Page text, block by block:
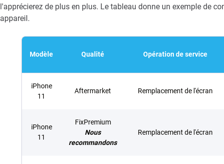
l'apprécierez de plus en plus. Le tableau donne un exemple de
appareil.
Modèle Qualité Opération de service
iPhone
11
Aftermarket Remplacement de l'écran
iPhone
11
FixPremium
Nous
recommandons
Remplacement de l'écran